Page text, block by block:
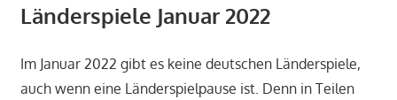
Länderspiele Januar 2022
Im Januar 2022 gibt es keine deutschen Länderspiele,
auch wenn eine Länderspielpause ist. Denn in Teilen